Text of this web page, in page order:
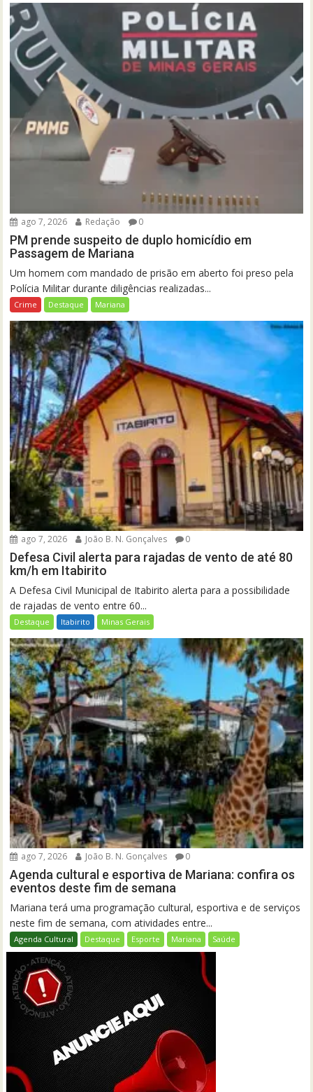
ago 7, 2026 Redação 0
PM prende suspeito de duplo homicídio em
Passagem de Mariana
Um homem com mandado de prisão em aberto foi preso pela
Polícia Militar durante diligências realizadas...
Crime Destaque Mariana
ago 7, 2026 João B. N. Gonçalves 0
Defesa Civil alerta para rajadas de vento de até 80
km/h em Itabirito
A Defesa Civil Municipal de Itabirito alerta para a possibilidade
de rajadas de vento entre 60...
Destaque Itabirito Minas Gerais
ago 7, 2026 João B. N. Gonçalves 0
Agenda cultural e esportiva de Mariana: confira os
eventos deste fim de semana
Mariana terá uma programação cultural, esportiva e de serviços
neste fim de semana, com atividades entre...
Agenda Cultural Destaque Esporte Mariana Saúde